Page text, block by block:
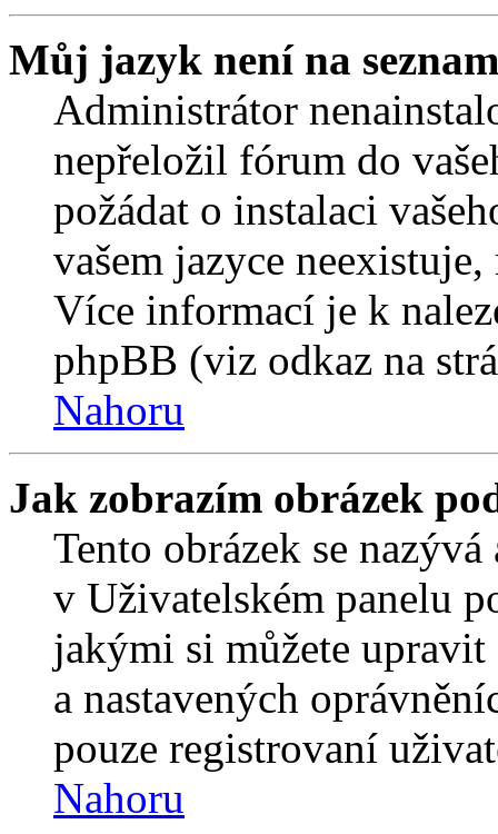
Můj jazyk není na
Administrátor
nepřeložil fórum do
požádat o instalaci
vašem jazyce
Více informací je k
phpBB (viz odkaz na
Nahoru
Jak zobrazím obrázek
Tento obrázek se
v Uživatelském panelu
jakými si můžete
a nastavených
pouze registrovaní
Nahoru